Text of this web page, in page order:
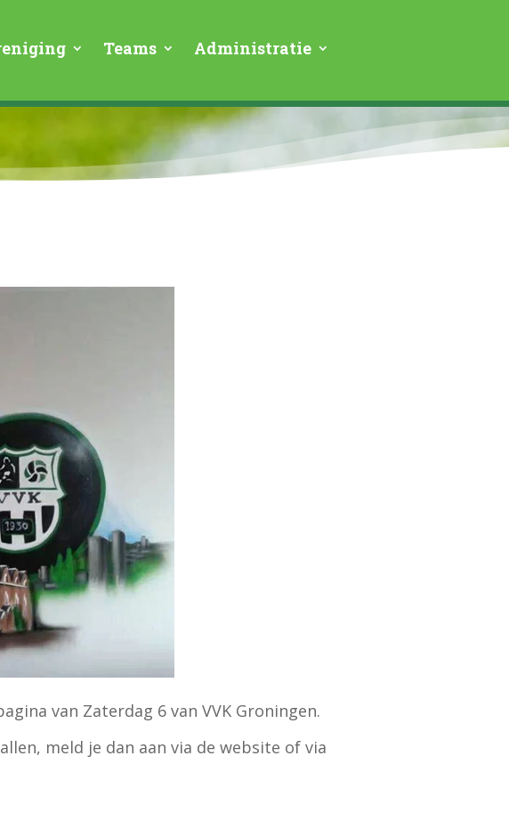
Teams Administratie
van Zaterdag 6 van VVK Groningen.
meld je dan aan via de website of via